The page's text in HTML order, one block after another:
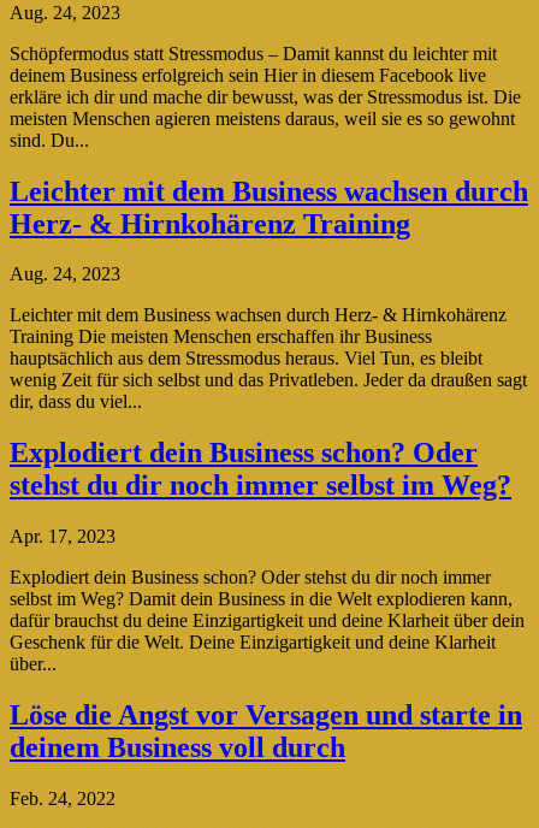
Aug. 24, 2023
Schöpfermodus statt Stressmodus – Damit kannst du leichter mit
deinem Business erfolgreich sein Hier in diesem Facebook live
erkläre ich dir und mache dir bewusst, was der Stressmodus ist. Die
meisten Menschen agieren meistens daraus, weil sie es so gewohnt
sind. Du...
Leichter mit dem Business wachsen durch
Herz- & Hirnkohärenz Training
Aug. 24, 2023
Leichter mit dem Business wachsen durch Herz- & Hirnkohärenz
Training Die meisten Menschen erschaffen ihr Business
hauptsächlich aus dem Stressmodus heraus. Viel Tun, es bleibt
wenig Zeit für sich selbst und das Privatleben. Jeder da draußen sagt
dir, dass du viel...
Explodiert dein Business schon? Oder
stehst du dir noch immer selbst im Weg?
Apr. 17, 2023
Explodiert dein Business schon? Oder stehst du dir noch immer
selbst im Weg? Damit dein Business in die Welt explodieren kann,
dafür brauchst du deine Einzigartigkeit und deine Klarheit über dein
Geschenk für die Welt. Deine Einzigartigkeit und deine Klarheit
über...
Löse die Angst vor Versagen und starte in
deinem Business voll durch
Feb. 24, 2022